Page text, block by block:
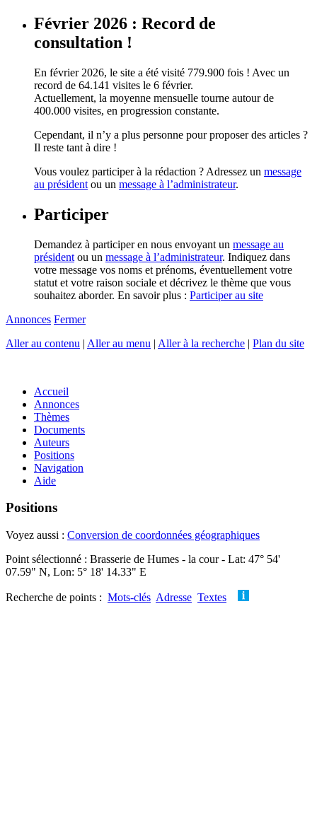
Février 2026 : Record de
consultation !
En février 2026, le site a été visité 779.900 fois ! Avec un
record de 64.141 visites le 6 février.
Actuellement, la moyenne mensuelle tourne autour de
400.000 visites, en progression constante.
Cependant, il n’y a plus personne pour proposer des articles ?
Il reste tant à dire !
Vous voulez participer à la rédaction ? Adressez un message
au président ou un message à l’administrateur.
Participer
Demandez à participer en nous envoyant un message au
président ou un message à l’administrateur. Indiquez dans
votre message vos noms et prénoms, éventuellement votre
statut et votre raison sociale et décrivez le thème que vous
souhaitez aborder. En savoir plus : Participer au site
Annonces Fermer
Aller au contenu | Aller au menu | Aller à la recherche | Plan du site
Accueil
Annonces
Thèmes
Documents
Auteurs
Positions
Navigation
Aide
Positions
Voyez aussi : Conversion de coordonnées géographiques
Point sélectionné : Brasserie de Humes - la cour - Lat: 47° 54'
07.59" N, Lon: 5° 18' 14.33" E
Recherche de points : Mots-clés Adresse Textes